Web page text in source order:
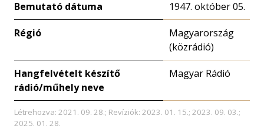
Bemutató dátuma 1947. október 05.
Régió
Magyarország
(közrádió)
Hangfelvételt készítő
rádió/műhely neve
Magyar Rádió
Létrehozva: 2021. 09. 28.; Revíziók: 2023. 01. 15.; 2023. 09. 03.;
2025. 01. 28.